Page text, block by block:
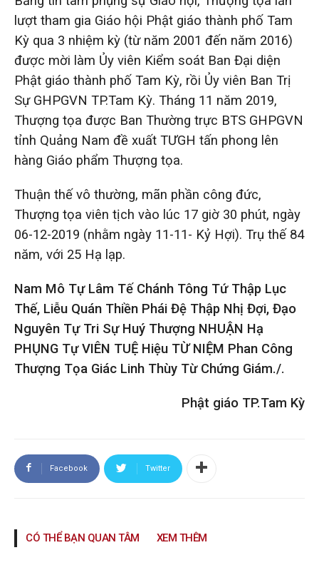
lượt tham gia Giáo hội Phật giáo thành phố Tam
Kỳ qua 3 nhiệm kỳ (từ năm 2001 đến năm 2016)
được mời làm Ủy viên Kiểm soát Ban Đại diện
Phật giáo thành phố Tam Kỳ, rồi Ủy viên Ban Trị
Sự GHPGVN TP.Tam Kỳ. Tháng 11 năm 2019,
Thượng tọa được Ban Thường trực BTS GHPGVN
tỉnh Quảng Nam đề xuất TƯGH tấn phong lên
hàng Giáo phẩm Thượng tọa.
Thuận thế vô thường, mãn phần công đức,
Thượng tọa viên tịch vào lúc 17 giờ 30 phút, ngày
06-12-2019 (nhằm ngày 11-11- Kỷ Hợi). Trụ thế 84
năm, với 25 Hạ lạp.
Nam Mô Tự Lâm Tế Chánh Tông Tứ Thập Lục
Thế, Liễu Quán Thiền Phái Đệ Thập Nhị Đợi, Đạo
Nguyên Tự Tri Sự Huý Thượng NHUẬN Hạ
PHỤNG Tự VIÊN TUỆ Hiệu TỪ NIỆM Phan Công
Thượng Tọa Giác Linh Thùy Từ Chứng Giám./.
Phật giáo TP.Tam Kỳ
Facebook Twitter
CÓ THỂ BẠN QUAN TÂM XEM THÊM